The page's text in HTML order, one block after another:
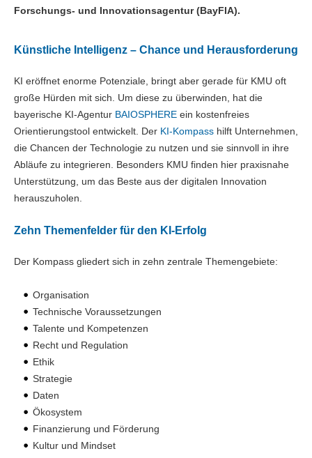
Forschungs- und Innovationsagentur (BayFIA).
Künstliche Intelligenz – Chance und Herausforderung
KI eröffnet enorme Potenziale, bringt aber gerade für KMU oft
große Hürden mit sich. Um diese zu überwinden, hat die
bayerische KI-Agentur BAIOSPHERE ein kostenfreies
Orientierungstool entwickelt. Der KI-Kompass hilft Unternehmen,
die Chancen der Technologie zu nutzen und sie sinnvoll in ihre
Abläufe zu integrieren. Besonders KMU finden hier praxisnahe
Unterstützung, um das Beste aus der digitalen Innovation
herauszuholen.
Zehn Themenfelder für den KI-Erfolg
Der Kompass gliedert sich in zehn zentrale Themengebiete:
Organisation
Technische Voraussetzungen
Talente und Kompetenzen
Recht und Regulation
Ethik
Strategie
Daten
Ökosystem
Finanzierung und Förderung
Kultur und Mindset